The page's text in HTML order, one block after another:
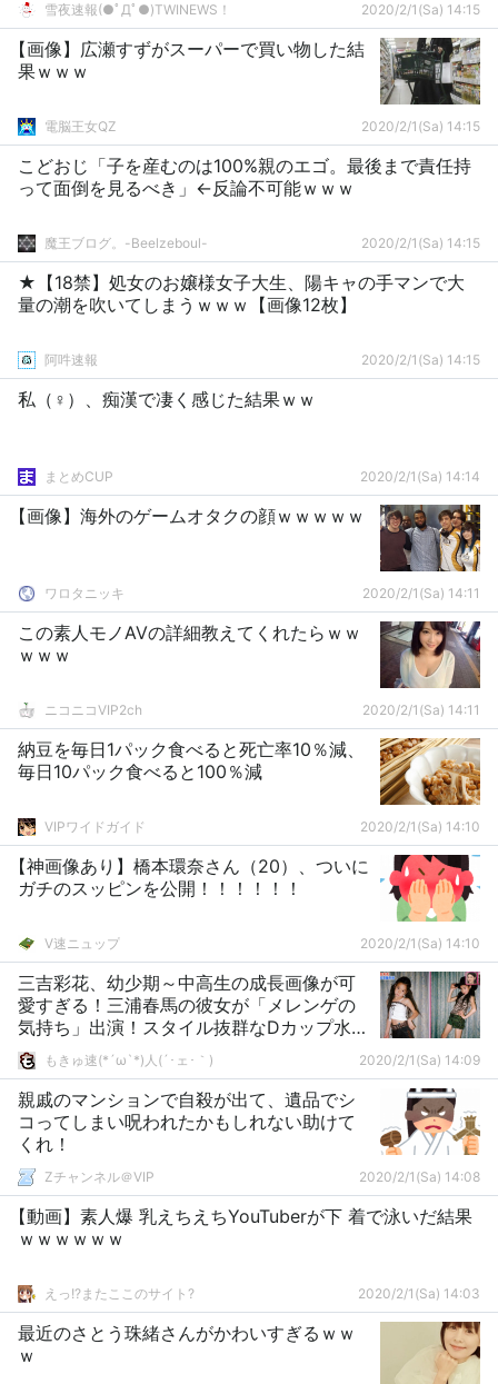
雪夜速報(●ﾟДﾟ●)TWINEWS！ 2020/2/1(Sa) 14:15
【画像】広瀬すずがスーパーで買い物した結
果ｗｗｗ
電脳王女QZ 2020/2/1(Sa) 14:15
こどおじ「子を産むのは100%親のエゴ。最後まで責任持
って面倒を見るべき」←反論不可能ｗｗｗ
魔王ブログ。-Beelzeboul- 2020/2/1(Sa) 14:15
★【18禁】処女のお嬢様女子大生、陽キャの手マンで大
量の潮を吹いてしまうｗｗｗ【画像12枚】
阿吽速報 2020/2/1(Sa) 14:15
私（♀）、痴漢で凄く感じた結果ｗｗ
まとめCUP 2020/2/1(Sa) 14:14
【画像】海外のゲームオタクの顔ｗｗｗｗｗ
ワロタニッキ 2020/2/1(Sa) 14:11
この素人モノAVの詳細教えてくれたらｗｗ
ｗｗｗ
ニコニコVIP2ch 2020/2/1(Sa) 14:11
納豆を毎日1パック食べると死亡率10％減、
毎日10パック食べると100％減
VIPワイドガイド 2020/2/1(Sa) 14:10
【神画像あり】橋本環奈さん（20）、ついに
ガチのスッピンを公開！！！！！！
V速ニュップ 2020/2/1(Sa) 14:10
三吉彩花、幼少期～中高生の成長画像が可
愛すぎる！三浦春馬の彼女が「メレンゲの
気持ち」出演！スタイル抜群なDカップ水着
グラビアあり！
もきゅ速(*´ω`*)人(´･ェ･｀) 2020/2/1(Sa) 14:09
親戚のマンションで自殺が出て、遺品でシ
コってしまい呪われたかもしれない助けて
くれ！
Zチャンネル＠VIP 2020/2/1(Sa) 14:08
【動画】素人爆 乳えちえちYouTuberが下 着で泳いだ結果
ｗｗｗｗｗｗ
えっ!?またここのサイト? 2020/2/1(Sa) 14:03
最近のさとう珠緒さんがかわいすぎるｗｗ
ｗ